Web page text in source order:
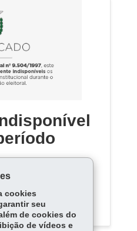
ao período eleitoral
cookies
seu
de cookies do
de vídeos e